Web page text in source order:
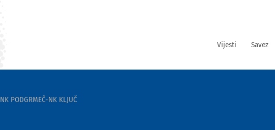
Vijesti Savez
NK PODGRMEČ-NK KLJUČ